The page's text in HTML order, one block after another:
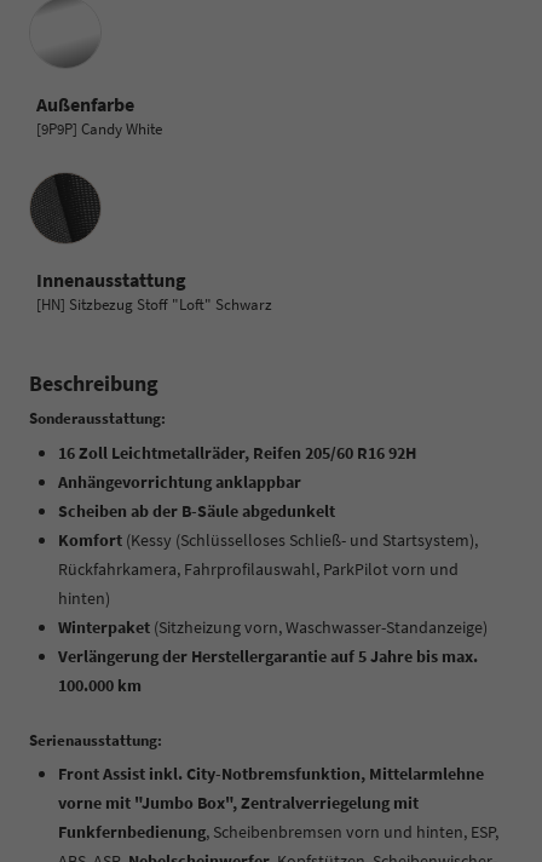
Außenfarbe
[9P9P] Candy White
Innenausstattung
Innenausstattung
[HN] Sitzbezug Stoff "Loft" Schwarz
Beschreibung
Sonderausstattung:
16 Zoll Leichtmetallräder, Reifen 205/60 R16 92H
Anhängevorrichtung anklappbar
Scheiben ab der B-Säule abgedunkelt
Komfort (Kessy (Schlüsselloses Schließ- und Startsystem),
Rückfahrkamera, Fahrprofilauswahl, ParkPilot vorn und
hinten)
Winterpaket (Sitzheizung vorn, Waschwasser-Standanzeige)
Verlängerung der Herstellergarantie auf 5 Jahre bis max.
100.000 km
Serienausstattung:
Front Assist inkl. City-Notbremsfunktion, Mittelarmlehne
vorne mit "Jumbo Box", Zentralverriegelung mit
Funkfernbedienung, Scheibenbremsen vorn und hinten, ESP,